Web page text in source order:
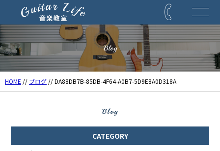
Blog
HOME // ブログ // DA88DB7B-85DB-4F64-A0B7-5D9E8A0D318A
Blog
CATEGORY